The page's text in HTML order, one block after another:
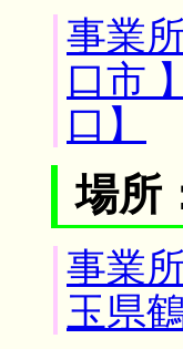
事業
口市
口】
場所
事業
玉県